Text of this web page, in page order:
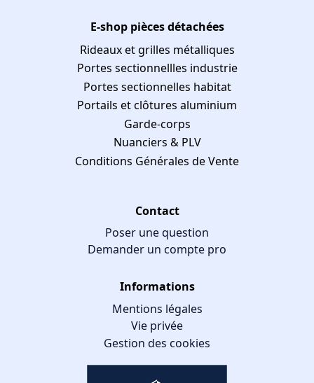
E-shop pièces détachées
Rideaux et grilles métalliques
Portes sectionnellles industrie
Portes sectionnelles habitat
Portails et clôtures aluminium
Garde-corps
Nuanciers & PLV
Conditions Générales de Vente
Contact
Poser une question
Demander un compte pro
Informations
Mentions légales
Vie privée
Gestion des cookies